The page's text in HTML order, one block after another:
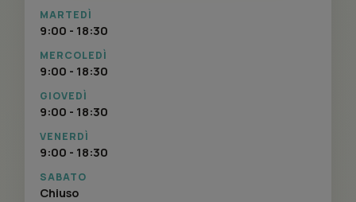
MARTEDÌ
9:00 - 18:30
MERCOLEDÌ
9:00 - 18:30
GIOVEDÌ
9:00 - 18:30
VENERDÌ
9:00 - 18:30
SABATO
Chiuso